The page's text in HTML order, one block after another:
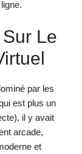
Le
par les
est plus un
il y avait
arcade,
et